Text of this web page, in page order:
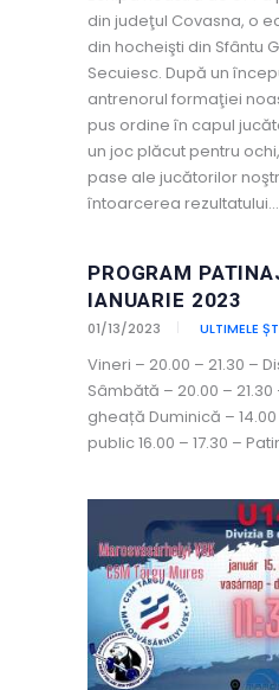
din judeţul Covasna, o
din hocheişti din Sfântu
Secuiesc. După un
antrenorul formaţiei
pus ordine în capul
un joc plăcut pentru
pase ale jucătorilor
întoarcerea rezultatului…
PROGRAM
IANUARIE 2023
01/13/2023 ULTIMELE
Vineri – 20.00 – 21.30 –
Sâmbătă – 20.00 –
gheață Duminică –
public 16.00 – 17.30 –